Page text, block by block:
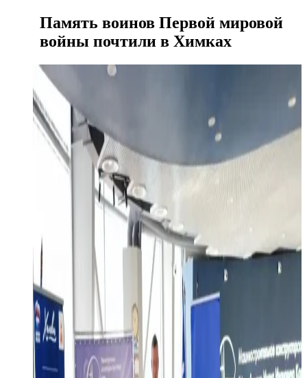
Память воинов Первой мировой
войны почтили в Химках